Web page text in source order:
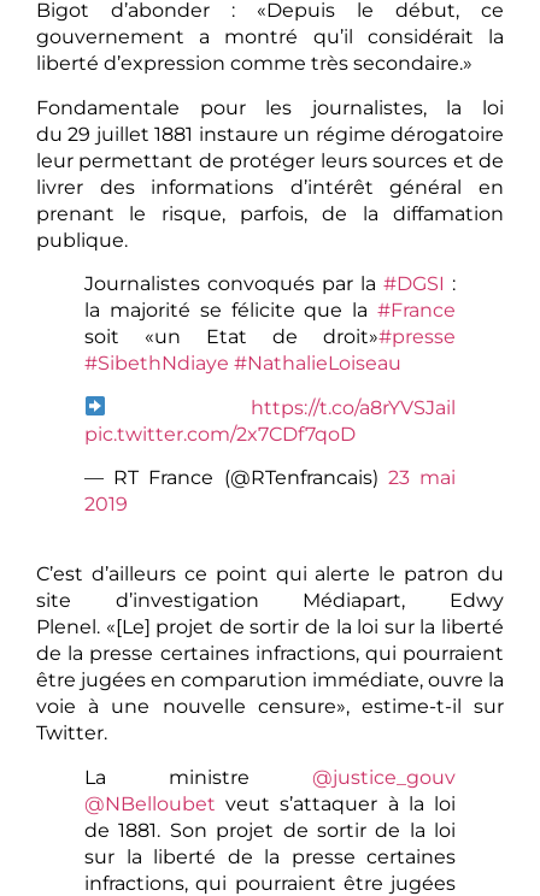
Bigot d’abonder : «Depuis le début, ce
gouvernement a montré qu’il considérait la
liberté d’expression comme très secondaire.»
Fondamentale pour les journalistes, la loi
du 29 juillet 1881 instaure un régime dérogatoire
leur permettant de protéger leurs sources et de
livrer des informations d’intérêt général en
prenant le risque, parfois, de la diffamation
publique.
Journalistes convoqués par la #DGSI :
la majorité se félicite que la #France
soit «un Etat de droit»#presse
#SibethNdiaye #NathalieLoiseau
https://t.co/a8rYVSJail
pic.twitter.com/2x7CDf7qoD
— RT France (@RTenfrancais) 23 mai
2019
C’est d’ailleurs ce point qui alerte le patron du
site d’investigation Médiapart, Edwy
Plenel. «[Le] projet de sortir de la loi sur la liberté
de la presse certaines infractions, qui pourraient
être jugées en comparution immédiate, ouvre la
voie à une nouvelle censure», estime-t-il sur
Twitter.
La ministre @justice_gouv
@NBelloubet veut s’attaquer à la loi
de 1881. Son projet de sortir de la loi
sur la liberté de la presse certaines
infractions, qui pourraient être jugées